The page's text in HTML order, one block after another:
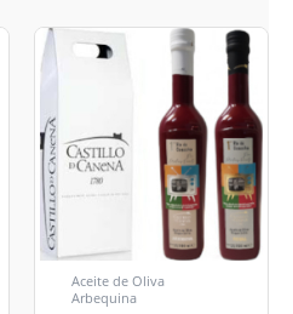
Aceite de Oliva
Arbequina